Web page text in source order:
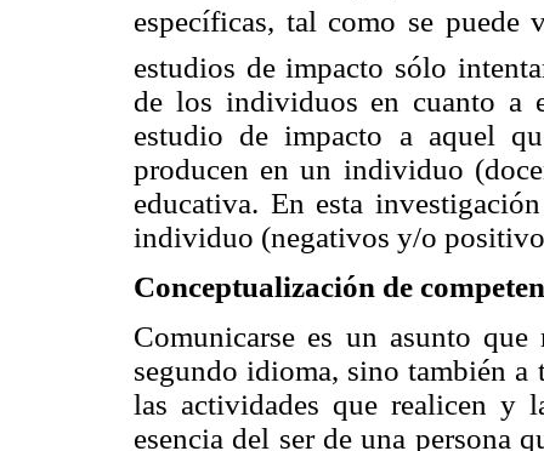
específicas, tal como se puede
estudios de impacto sólo
de los individuos en cuanto a
estudio de impacto a aquel
producen en un individuo
educativa. En esta
individuo (negativos y/o
Conceptualización de
Comunicarse es un asunto
segundo idioma, sino también a
las actividades que realicen y
esencia del ser de una persona